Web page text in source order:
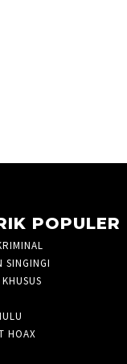
POPULER
SINGINGI
HOAX